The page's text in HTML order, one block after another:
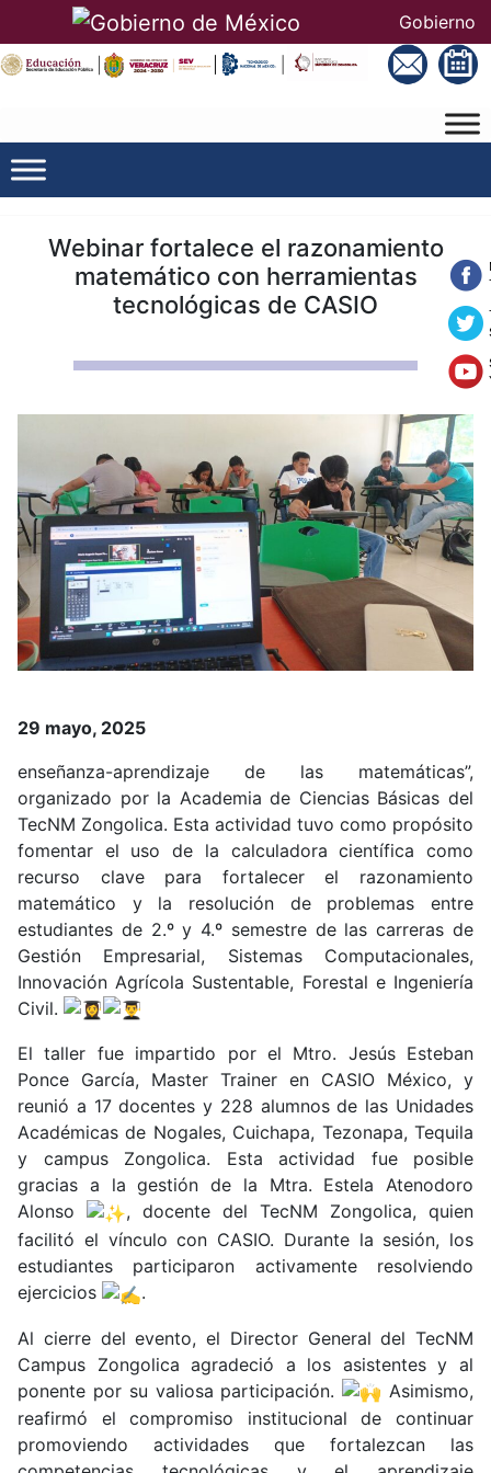
Gobierno
Webinar fortalece el razonamiento
matemático con herramientas
tecnológicas de CASIO
29 mayo, 2025
enseñanza-aprendizaje de las matemáticas”,
organizado por la Academia de Ciencias Básicas del
TecNM Zongolica. Esta actividad tuvo como propósito
fomentar el uso de la calculadora científica como
recurso clave para fortalecer el razonamiento
matemático y la resolución de problemas entre
estudiantes de 2.º y 4.º semestre de las carreras de
Gestión Empresarial, Sistemas Computacionales,
Innovación Agrícola Sustentable, Forestal e Ingeniería
Civil.
El taller fue impartido por el Mtro. Jesús Esteban
Ponce García, Master Trainer en CASIO México, y
reunió a 17 docentes y 228 alumnos de las Unidades
Académicas de Nogales, Cuichapa, Tezonapa, Tequila
y campus Zongolica. Esta actividad fue posible
gracias a la gestión de la Mtra. Estela Atenodoro
Alonso
, docente del TecNM Zongolica, quien
facilitó el vínculo con CASIO. Durante la sesión, los
estudiantes participaron activamente resolviendo
ejercicios
.
Al cierre del evento, el Director General del TecNM
Campus Zongolica agradeció a los asistentes y al
ponente por su valiosa participación.
Asimismo,
reafirmó el compromiso institucional de continuar
promoviendo actividades que fortalezcan las